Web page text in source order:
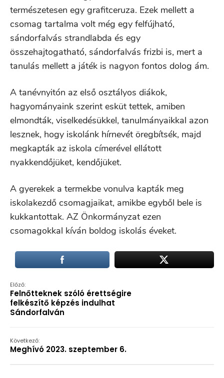
természetesen egy grafitceruza. Ezek mellett a
csomag tartalma volt még egy felfújható,
sándorfalvás strandlabda és egy
összehajtogatható, sándorfalvás frizbi is, mert a
tanulás mellett a játék is nagyon fontos dolog ám.
A tanévnyitón az első osztályos diákok,
hagyományaink szerint esküt tettek, amiben
elmondták, viselkedésükkel, tanulmányaikkal azon
lesznek, hogy iskolánk hírnevét öregbítsék, majd
megkapták az iskola címerével ellátott
nyakkendőjüket, kendőjüket.
A gyerekek a termekbe vonulva kapták meg
iskolakezdő csomagjaikat, amikbe egyből bele is
kukkantottak. AZ Önkormányzat ezen
csomagokkal kíván boldog iskolás éveket.
Előző:
Felnőtteknek szóló érettségire
felkészítő képzés indulhat
Sándorfalván
Következő:
Meghívó 2023. szeptember 6.